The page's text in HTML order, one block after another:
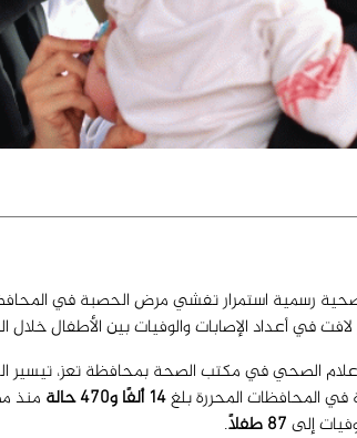
رسمية استمرار تفشي مرض الحصبة في
في أعداد الإصابات والوفيات بين الأطفال خلال
الصحي في مكتب الصحة بمحافظة تعز، تيسير
المحافظات المحررة بلغ14 ألفًا و470 حالة
إلى87 طفلًا
.